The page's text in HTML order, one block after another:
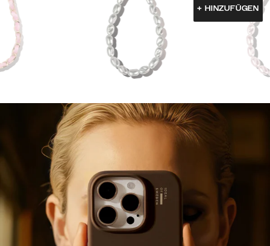
+ HINZUFÜGEN